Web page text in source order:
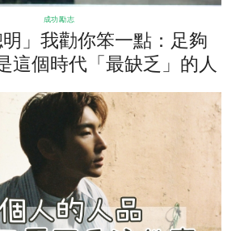
成功勵志
」我勸你笨一點：足夠
這個時代「最缺乏」的人
品....